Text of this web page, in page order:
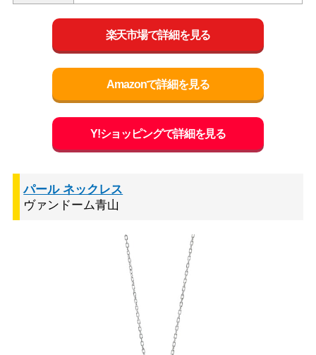
楽天市場で詳細を見る
Amazonで詳細を見る
Y!ショッピングで詳細を見る
パール ネックレス
ヴァンドーム青山